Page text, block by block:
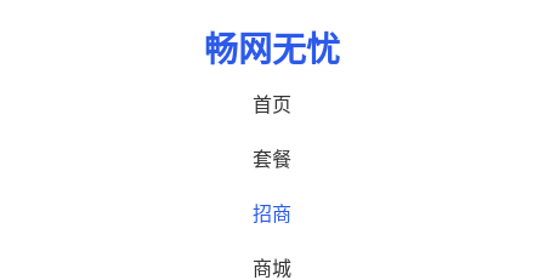
畅网无忧
首页
套餐
招商
商城
招商加盟
携手共创未来，共享移动互联网红利